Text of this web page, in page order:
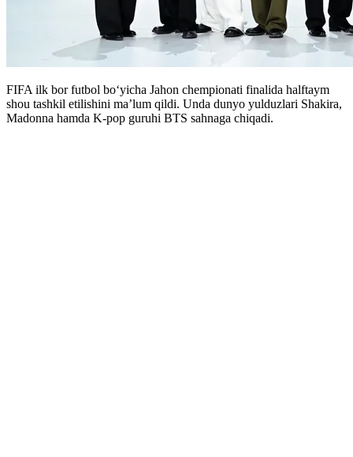
FIFA ilk bor futbol bo‘yicha Jahon chempionati finalida halftaym
shou tashkil etilishini ma’lum qildi. Unda dunyo yulduzlari Shakira,
Madonna hamda K-pop guruhi BTS sahnaga chiqadi.